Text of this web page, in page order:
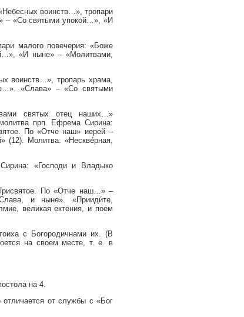
воинств…», тропари
– «Со святыми упокой…», «И
малого повечерия: «Боже
«И ныне» – «Молитвами,
воинств…», тропарь храма,
«Слава» – «Со святыми
святых отец наших…»
прп. Ефрема Сирина:
По «Отче наш» иерей –
(12). Молитва: «Нескве́рная,
«Господи и Владыко
По «Отче наш…» –
и ныне». «Прииди́те,
великая ектения, и поем
с Богородичнами их. (В
на своем месте, т. е. в
на 4.
от службы с «Бог